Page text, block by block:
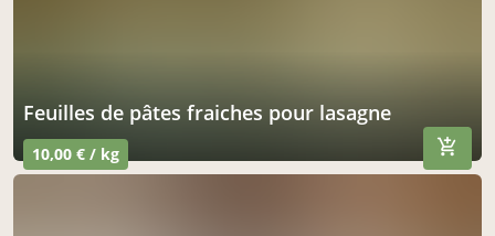
feuilles de pâtes fraiches pour lasagne
10,00 € / kg